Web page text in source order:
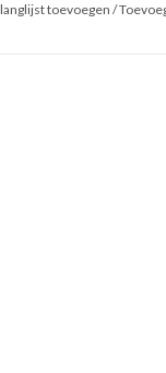
mat
toevoegen /